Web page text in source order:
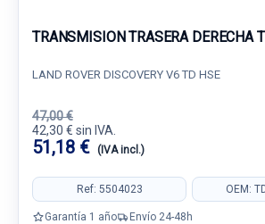
TRANSMISION TRASERA DERECHA
LAND ROVER DISCOVERY V6 TD HSE
47,00 €
42,30 € sin IVA.
51,18 € (IVA incl.)
Ref: 5504023 OEM:
Garantía 1 año Envío 24-48h